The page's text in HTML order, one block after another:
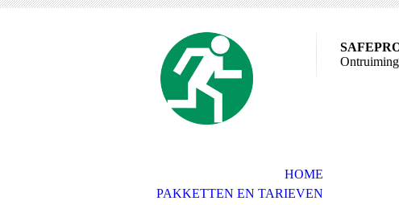
HOME
PAKKETTEN EN TARIEVEN